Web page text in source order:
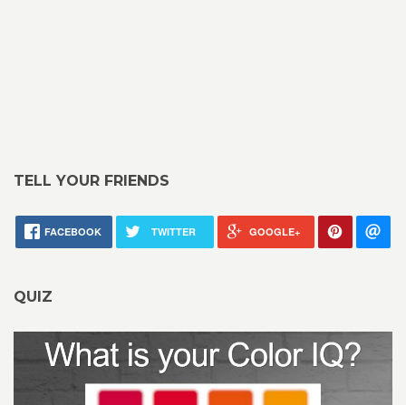
TELL YOUR FRIENDS
FACEBOOK TWITTER GOOGLE+
QUIZ